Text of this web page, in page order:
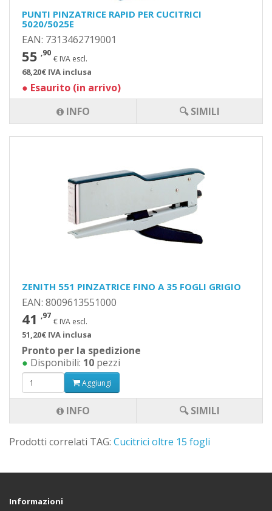
ZENITH 551 PINZATRICE FINO A 35 FOGLI GRIGIO
EAN: 8009613551000
41 ,97
€ IVA escl.
51,20€ IVA inclusa
Pronto per la spedizione
● Disponibili: 10 pezzi
Aggiungi
INFO 🔍 SIMILI
PUNTI PINZATRICE RAPID PER CUCITRICI
5020/5025E
EAN: 7313462719001
55 ,90
€ IVA escl.
68,20€ IVA inclusa
● Esaurito (in arrivo)
INFO
🔍 SIMILI
Prodotti correlati TAG: Cucitrici oltre 15 fogli
Informazioni